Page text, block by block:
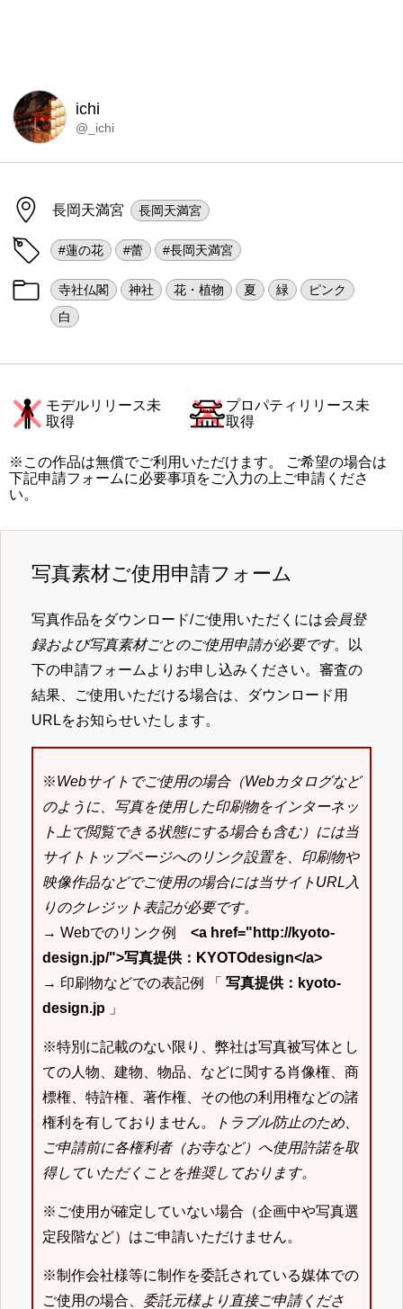
ichi
@_ichi
長岡天満宮 長岡天満宮
#蓮の花 #蕾 #長岡天満宮
寺社仏閣 神社 花・植物 夏 緑
ピンク
白
モデルリリース未
取得
プロパティリリース未
取得
※この作品は無償でご利用いただけます。 ご希望の場合は
下記申請フォームに必要事項をご入力の上ご申請くださ
い。
写真素材ご使用申請フォーム
写真作品をダウンロード/ご使用いただくには会員登
録および写真素材ごとのご使用申請が必要です。以
下の申請フォームよりお申し込みください。審査の
結果、ご使用いただける場合は、ダウンロード用
URLをお知らせいたします。
※Webサイトでご使用の場合（Webカタログなど
のように、写真を使用した印刷物をインターネッ
ト上で閲覧できる状態にする場合も含む）には当
サイトトップページへのリンク設置を、印刷物や
映像作品などでご使用の場合には当サイトURL入
りのクレジット表記が必要です。
→ Webでのリンク例 <a href="http://kyoto-
design.jp/">写真提供：KYOTOdesign</a>
→ 印刷物などでの表記例 「 写真提供：kyoto-
design.jp 」
※特別に記載のない限り、弊社は写真被写体とし
ての人物、建物、物品、などに関する肖像権、商
標権、特許権、著作権、その他の利用権などの諸
権利を有しておりません。
トラブル防止のため、
ご申請前に各権利者（お寺など）へ使用許諾を取
得していただくことを推奨しております。
※ご使用が確定していない場合（企画中や写真選
定段階など）はご申請いただけません。
※制作会社様等に制作を委託されている媒体での
ご使用の場合、 委託元様より直接ご申請くださ